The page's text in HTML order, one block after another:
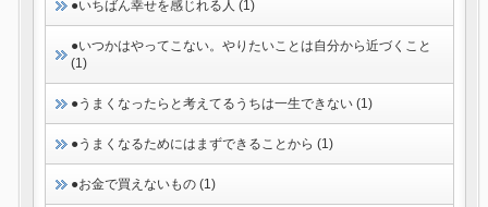
●いちばん幸せを感じれる人 (1)
●いつかはやってこない。やりたいことは自分から近づくこと
(1)
●うまくなったらと考えてるうちは一生できない (1)
●うまくなるためにはまずできることから (1)
●お金で買えないもの (1)